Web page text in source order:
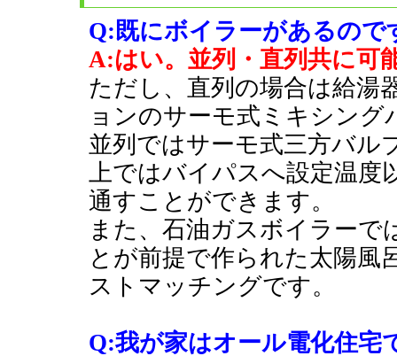
Q:既にボイラーがあるので
A:はい。並列・直列共に可
ただし、直列の場合は給湯
ョンのサーモ式ミキシン
並列ではサーモ式三方バル
上ではバイパスへ設定温度
通すことができます。
また、石油ガスボイラーで
とが前提で作られた太陽風
ストマッチングです。
Q:我が家はオール電化住宅